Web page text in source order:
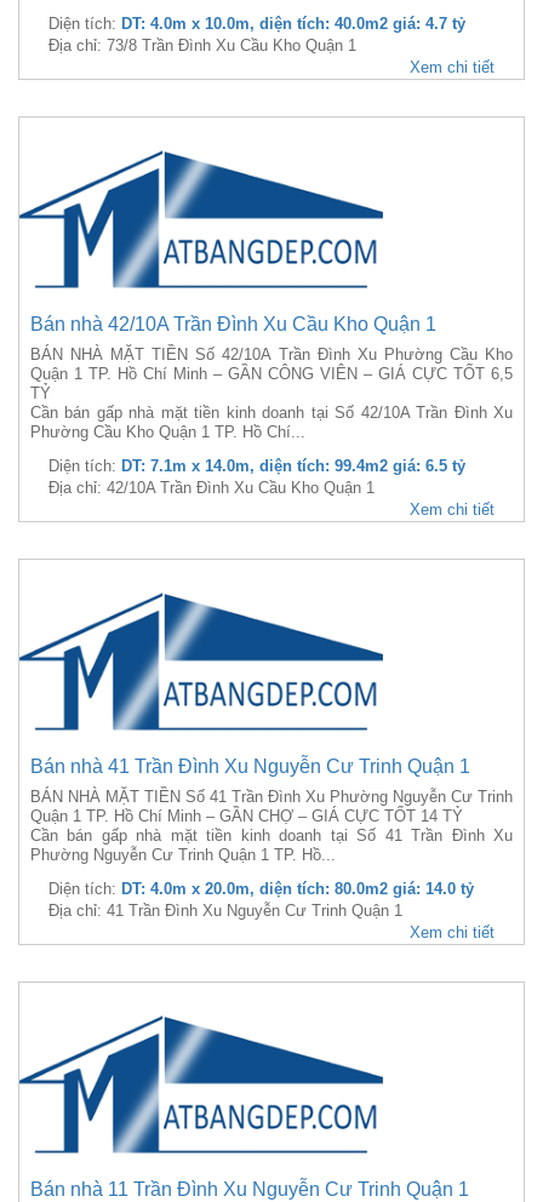
Diện tích: DT: 4.0m x 10.0m, diện tích: 40.0m2 giá: 4.7 tỷ
Địa chỉ: 73/8 Trần Đình Xu Cầu Kho Quận 1
Xem chi tiết
Bán nhà 42/10A Trần Đình Xu Cầu Kho Quận 1
BÁN NHÀ MẶT TIỀN Số 42/10A Trần Đình Xu Phường Cầu Kho
Quận 1 TP. Hồ Chí Minh – GẦN CÔNG VIÊN – GIÁ CỰC TỐT 6,5
TỶ
Cần bán gấp nhà mặt tiền kinh doanh tại Số 42/10A Trần Đình Xu
Phường Cầu Kho Quận 1 TP. Hồ Chí...
Diện tích: DT: 7.1m x 14.0m, diện tích: 99.4m2 giá: 6.5 tỷ
Địa chỉ: 42/10A Trần Đình Xu Cầu Kho Quận 1
Xem chi tiết
Bán nhà 41 Trần Đình Xu Nguyễn Cư Trinh Quận 1
BÁN NHÀ MẶT TIỀN Số 41 Trần Đình Xu Phường Nguyễn Cư Trinh
Quận 1 TP. Hồ Chí Minh – GẦN CHỢ – GIÁ CỰC TỐT 14 TỶ
Cần bán gấp nhà mặt tiền kinh doanh tại Số 41 Trần Đình Xu
Phường Nguyễn Cư Trinh Quận 1 TP. Hồ...
Diện tích: DT: 4.0m x 20.0m, diện tích: 80.0m2 giá: 14.0 tỷ
Địa chỉ: 41 Trần Đình Xu Nguyễn Cư Trinh Quận 1
Xem chi tiết
Bán nhà 11 Trần Đình Xu Nguyễn Cư Trinh Quận 1